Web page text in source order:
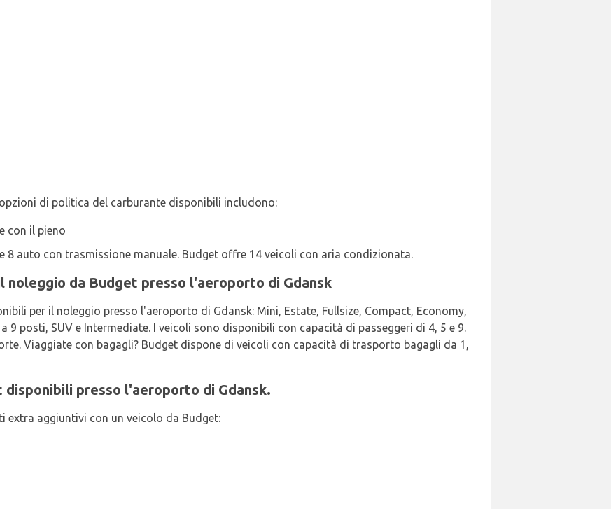
di politica del carburante disponibili includono:
con il pieno
8 auto con trasmissione manuale. Budget offre 14 veicoli con aria condizionata.
noleggio da Budget presso l'aeroporto di Gdansk
per il noleggio presso l'aeroporto di Gdansk: Mini, Estate, Fullsize, Compact, Economy,
9 posti, SUV e Intermediate. I veicoli sono disponibili con capacità di passeggeri di 4, 5 e 9.
Viaggiate con bagagli? Budget dispone di veicoli con capacità di trasporto bagagli da 1,
presso l'aeroporto di Gdansk.
extra aggiuntivi con un veicolo da Budget: